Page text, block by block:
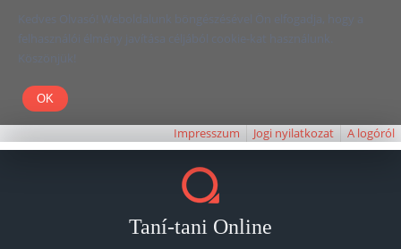
Kedves Olvasó! Weboldalunk böngészésével Ön elfogadja, hogy a
felhasználói élmény javítása céljából cookie-kat használunk.
Köszönjük!
Impresszum Jogi nyilatkozat A logóról
Taní-tani Online